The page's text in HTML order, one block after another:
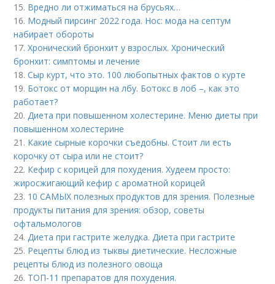
15. Вредно ли отжиматься на брусьях…
16. Модный пирсинг 2022 года. Нос: мода на септум
набирает обороты
17.Хронический бронхит у взрослых. Хронический
бронхит: симптомы и лечение
18.Сыр курт, что это. 100 любопытных фактов о курте
19. Ботокс от морщин на лбу. Ботокс в лоб –, как это
работает?
20.Диета при повышенном холестерине. Меню диеты при
повышенном холестерине
21. Какие сырные корочки съедобны. Стоит ли есть
корочку от сыра или не стоит?
22. Кефир с корицей для похудения. Худеем просто:
жиросжигающий кефир с ароматной корицей
23. 10 САМЫХ полезных продуктов для зрения. Полезные
продукты питания для зрения: обзор, советы
офтальмологов
24.Диета при гастрите желудка. Диета при гастрите
25. Рецепты блюд из тыквы диетические. Несложные
рецепты блюд из полезного овоща
26. ТОП-11 препаратов для похудения.